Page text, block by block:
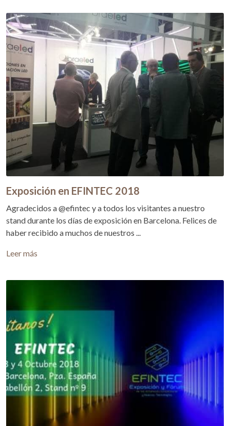
Exposición en EFINTEC 2018
Agradecidos a @efintec y a todos los visitantes a nuestro
stand durante los días de exposición en Barcelona. Felices de
haber recibido a muchos de nuestros ...
Leer más